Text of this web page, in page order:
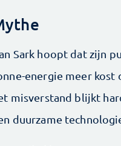
Sark hoopt dat zijn
energie meer kost
misverstand blijkt
duurzame